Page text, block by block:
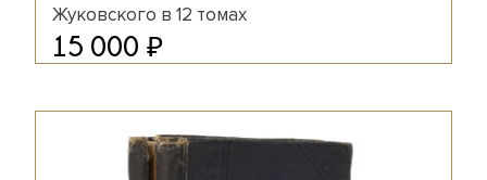
Жуковского в 12 томах
15 000 ₽